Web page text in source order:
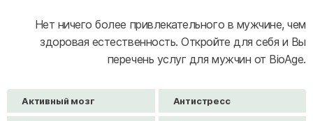
Нет ничего более привлекательного в мужчине, чем
здоровая естественность. Откройте для себя и Вы
перечень услуг для мужчин от BioAge.
Активный мозг Антистресс